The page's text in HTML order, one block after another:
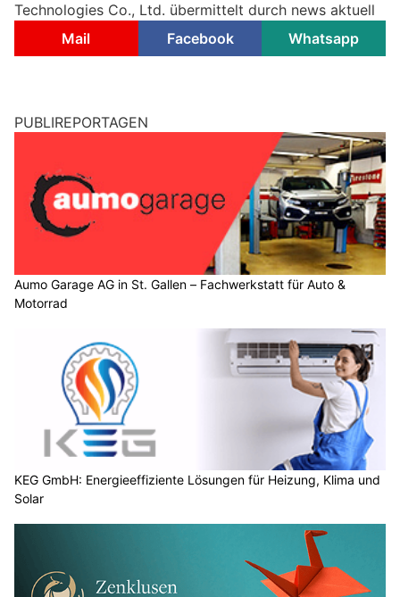
Technologies Co., Ltd. übermittelt durch news aktuell
Mail
Facebook Whatsapp
PUBLIREPORTAGEN
Aumo Garage AG in St. Gallen – Fachwerkstatt für Auto &
Motorrad
KEG GmbH: Energieeffiziente Lösungen für Heizung, Klima und
Solar